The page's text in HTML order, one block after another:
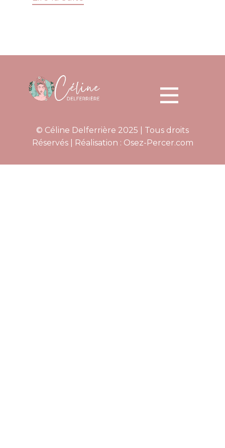
© Céline Delferrière 2025 | Tous droits
Réservés | Réalisation : Osez-​Percer.com